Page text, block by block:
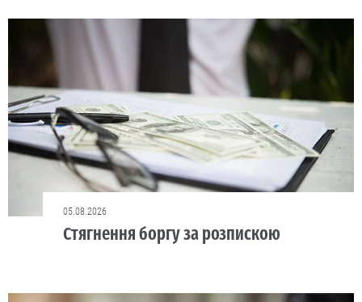
05.08.2026
Стягнення боргу за розпискою